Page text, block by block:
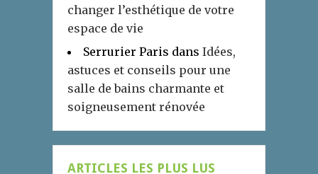
changer l’esthétique de votre
espace de vie
Serrurier Paris dans Idées,
astuces et conseils pour une
salle de bains charmante et
soigneusement rénovée
ARTICLES LES PLUS LUS